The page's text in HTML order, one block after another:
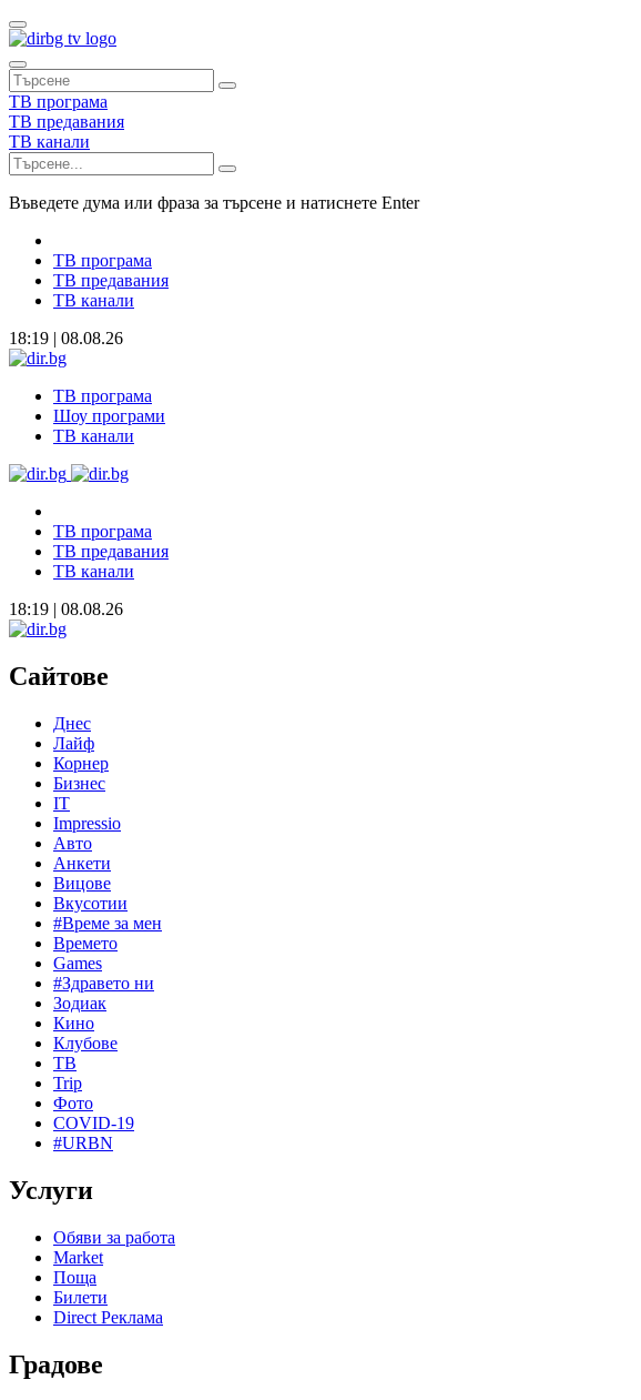
ТВ програма
ТВ предавания
ТВ канали
Въведете дума или фраза за търсене и натиснете Enter
ТВ програма
ТВ предавания
ТВ канали
18:19 | 08.08.26
ТВ програма
Шоу програми
ТВ канали
ТВ програма
ТВ предавания
ТВ канали
18:19 | 08.08.26
Сайтове
Днес
Лайф
Корнер
Бизнес
IT
Impressio
Авто
Анкети
Вицове
Вкусотии
#Време за мен
Времето
Games
#Здравето ни
Зодиак
Кино
Клубове
ТВ
Trip
Фото
COVID-19
#URBN
Услуги
Обяви за работа
Market
Поща
Билети
Direct Реклама
Градове